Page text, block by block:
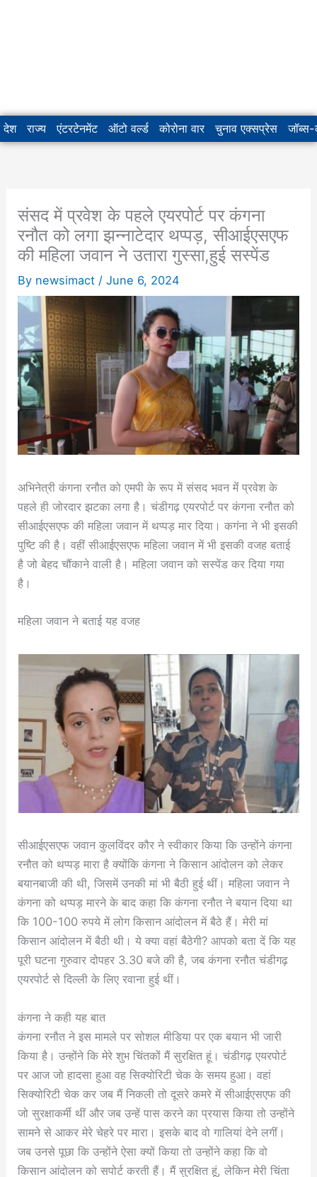
देश राज्य एंटरटेनमेंट ऑटो वर्ल्ड कोरोना वार चुनाव एक्सप्रेस जॉब्स-
संसद में प्रवेश के पहले एयरपोर्ट पर कंगना
रनौत को लगा झन्नाटेदार थप्पड़, सीआईएसएफ
की महिला जवान ने उतारा गुस्सा,हुई सस्पेंड
By newsimact /June 6, 2024
अभिनेत्री कंगना रनौत को एमपी के रूप में संसद भवन मेंं प्रवेश के
पहले ही जोरदार झटका लगा है। चंडीगढ़ एयरपोर्ट पर कंगना रनौत को
सीआईएसएफ की महिला जवान में थप्पड़ मार दिया। कगंना ने भी इसकी
पुष्टि की है। वहीं सीआईएसएफ महिला जवान में भी इसकी वजह बताई
है जो बेहद चौंकाने वाली है। महिला जवान को सस्पेंड कर दिया गया
है।
महिला जवान ने बताई यह वजह
सीआईएसएफ जवान कुलविंदर कौर ने स्वीकार किया कि उन्होंने कंगना
रनौत को थप्पड़ मारा है क्योंकि कंगना ने किसान आंदोलन को लेकर
बयानबाजी की थी, जिसमें उनकी मां भी बैठी हुई थीं। महिला जवान ने
कंगना को थप्पड़ मारने के बाद कहा कि कंगना रनौत ने बयान दिया था
कि 100-100 रुपये में लोग किसान आंदोलन में बैठे हैं। मेरी मां
किसान आंदोलन में बैठी थी। ये क्या वहां बैठेगी? आपको बता दें कि यह
पूरी घटना गुरुवार दोपहर 3.30 बजे की है, जब कंगना रनौत चंडीगढ़
एयरपोर्ट से दिल्ली के लिए रवाना हुई थीं।
कंगना ने कही यह बात
कंगना रनौत ने इस मामले पर सोशल मीडिया पर एक बयान भी जारी
किया है। उन्होंने कि मेरे शुभ चिंतकों मैं सुरक्षित हूं। चंडीगढ़ एयरपोर्ट
पर आज जो हादसा हुआ वह सिक्योरिटी चेक के समय हुआ। वहां
सिक्योरिटी चेक कर जब मैं निकली तो दूसरे कमरे में सीआईएसएफ की
जो सुरक्षाकर्मी थीं और जब उन्हें पास करने का प्रयास किया तो उन्होंने
सामने से आकर मेरे चेहरे पर मारा। इसके बाद वो गालियां देने लगीं।
जब उनसे पूछा कि उन्होंने ऐसा क्यों किया तो उन्होंने कहा कि वो
किसान आंदोलन को सपोर्ट करती हैं। मैं सुरक्षित हूं, लेकिन मेरी चिंता